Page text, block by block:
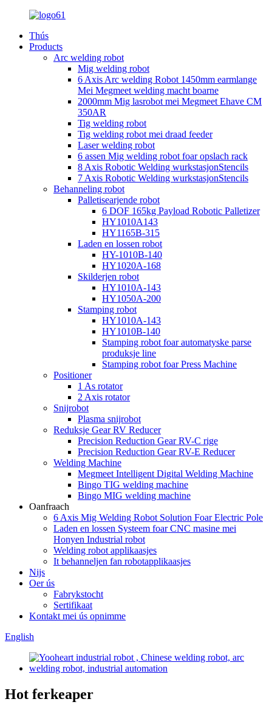
Thús
Products
Arc welding robot
Mig welding robot
6 Axis Arc welding Robot 1450mm earmlange
Mei Megmeet welding macht boarne
2000mm Mig lasrobot mei Megmeet Ehave CM
350AR
Tig welding robot
Tig welding robot mei draad feeder
Laser welding robot
6 assen Mig welding robot foar opslach rack
8 Axis Robotic Welding wurkstasjonStencils
7 Axis Robotic Welding wurkstasjonStencils
Behanneling robot
Palletisearjende robot
6 DOF 165kg Payload Robotic Palletizer
HY1010A143
HY1165B-315
Laden en lossen robot
HY-1010B-140
HY1020A-168
Skilderjen robot
HY1010A-143
HY1050A-200
Stamping robot
HY1010A-143
HY1010B-140
Stamping robot foar automatyske parse
produksje line
Stamping robot foar Press Machine
Positioner
1 As rotator
2 Axis rotator
Snijrobot
Plasma snijrobot
Reduksje Gear RV Reducer
Precision Reduction Gear RV-C rige
Precision Reduction Gear RV-E Reducer
Welding Machine
Megmeet Intelligent Digital Welding Machine
Bingo TIG welding machine
Bingo MIG welding machine
Oanfraach
6 Axis Mig Welding Robot Solution Foar Electric Pole
Laden en lossen Systeem foar CNC masine mei
Honyen Industrial robot
Welding robot applikaasjes
It behanneljen fan robotapplikaasjes
Nijs
Oer ús
Fabrykstocht
Sertifikaat
Kontakt mei ús opnimme
English
Hot ferkeaper